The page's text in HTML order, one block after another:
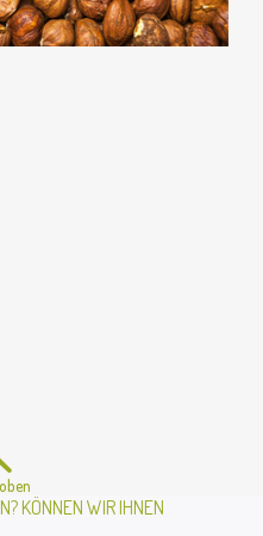
KÖNNEN WIR IHNEN